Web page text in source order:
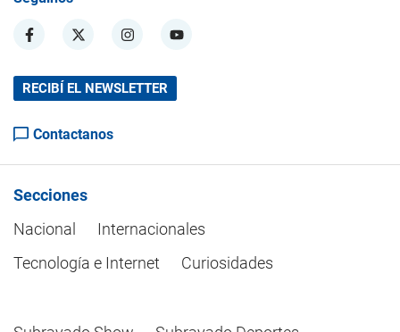
RECIBÍ EL NEWSLETTER
Contactanos
Secciones
Nacional
Internacionales
Tecnología e Internet
Curiosidades